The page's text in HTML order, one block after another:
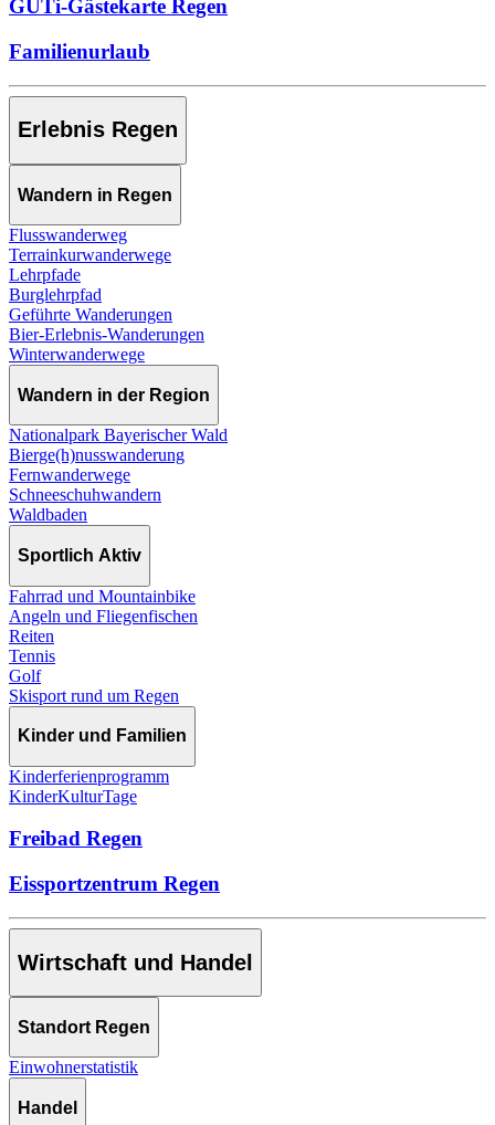
GUTi-Gästekarte Regen
Familienurlaub
Erlebnis Regen
Wandern in Regen
Flusswanderweg
Terrainkurwanderwege
Lehrpfade
Burglehrpfad
Geführte Wanderungen
Bier-Erlebnis-Wanderungen
Winterwanderwege
Wandern in der Region
Nationalpark Bayerischer Wald
Bierge(h)nusswanderung
Fernwanderwege
Schneeschuhwandern
Waldbaden
Sportlich Aktiv
Fahrrad und Mountainbike
Angeln und Fliegenfischen
Reiten
Tennis
Golf
Skisport rund um Regen
Kinder und Familien
Kinderferienprogramm
KinderKulturTage
Freibad Regen
Eissportzentrum Regen
Wirtschaft und Handel
Standort Regen
Einwohnerstatistik
Handel